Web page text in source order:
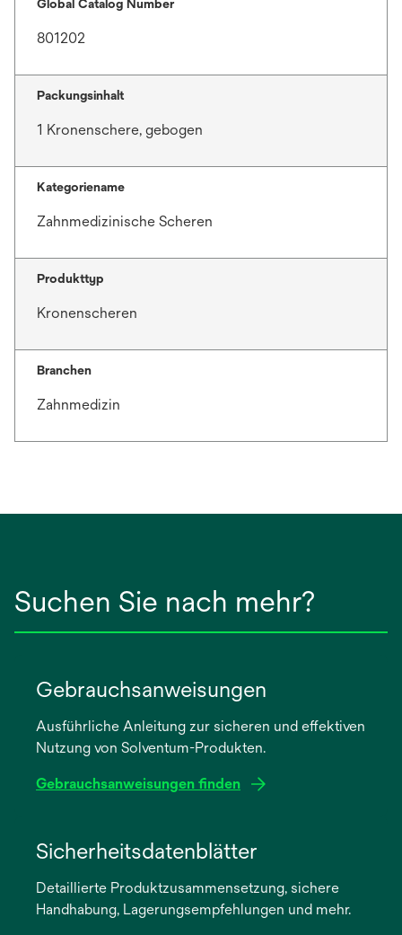
Global Catalog Number
801202
Packungsinhalt
1 Kronenschere, gebogen
Kategoriename
Zahnmedizinische Scheren
Produkttyp
Kronenscheren
Branchen
Zahnmedizin
Suchen Sie nach mehr?
Gebrauchsanweisungen
Ausführliche Anleitung zur sicheren und effektiven
Nutzung von Solventum-Produkten.
Gebrauchsanweisungen finden
neuen
Registerkarte
Sicherheitsdatenblätter
Detaillierte Produktzusammensetzung, sichere
Handhabung, Lagerungsempfehlungen und mehr.